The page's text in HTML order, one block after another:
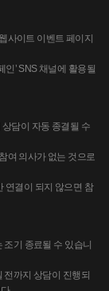
사이트 이벤트 페이지
인’ SNS 채널에 활용될
담이 자동 종결될 수
여 의사가 없는 것으로
연결이 되지 않으면 참
기 종료될 수 있습니
전까지 상담이 진행되